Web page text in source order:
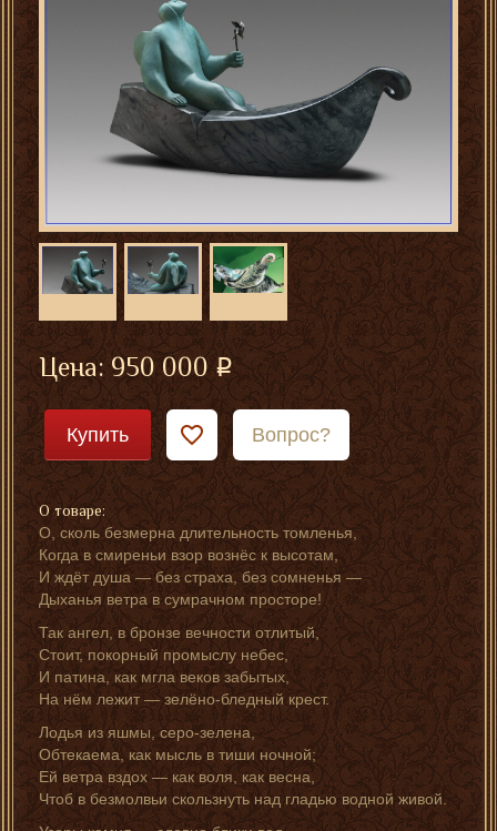
Цена:950 000
Купить Вопрос?
О товаре:
О, сколь безмерна длительность томленья,
Когда в смиреньи взор вознёс к высотам,
И ждёт душа — без страха, без сомненья —
Дыханья ветра в сумрачном просторе!
Так ангел, в бронзе вечности отлитый,
Стоит, покорный промыслу небес,
И патина, как мгла веков забытых,
На нём лежит — зелёно-бледный крест.
Лодья из яшмы, серо-зелена,
Обтекаема, как мысль в тиши ночной;
Ей ветра вздох — как воля, как весна,
Чтоб в безмолвьи скользнуть над гладью водной живой.